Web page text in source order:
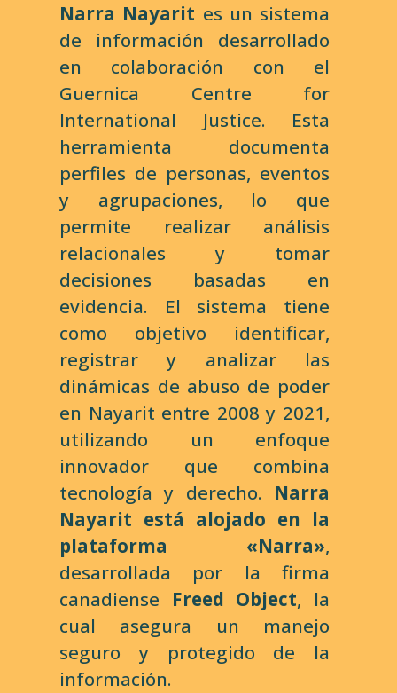
Narra Nayarit es un sistema
de información desarrollado
en colaboración con el
Guernica Centre for
International Justice. Esta
herramienta documenta
perfiles de personas, eventos
y agrupaciones, lo que
permite realizar análisis
relacionales y tomar
decisiones basadas en
evidencia. El sistema tiene
como objetivo identificar,
registrar y analizar las
dinámicas de abuso de poder
en Nayarit entre 2008 y 2021,
utilizando un enfoque
innovador que combina
tecnología y derecho. Narra
Nayarit está alojado en la
plataforma «Narra»,
desarrollada por la firma
canadiense Freed Object, la
cual asegura un manejo
seguro y protegido de la
información.